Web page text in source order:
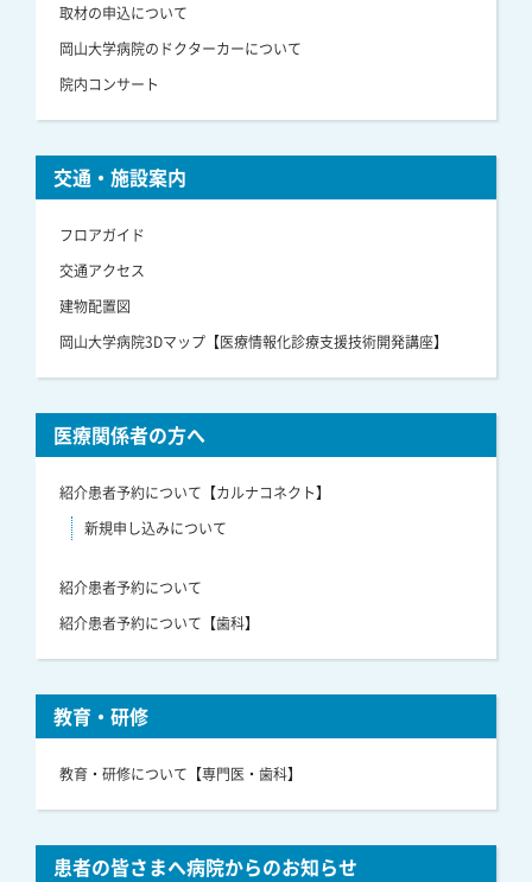
取材の申込について
岡山大学病院のドクターカーについて
院内コンサート
交通・施設案内
フロアガイド
交通アクセス
建物配置図
岡山大学病院3Dマップ【医療情報化診療支援技術開発講座】
医療関係者の方へ
紹介患者予約について【カルナコネクト】
新規申し込みについて
紹介患者予約について
紹介患者予約について【歯科】
教育・研修
教育・研修について【専門医・歯科】
患者の皆さまへ病院からのお知らせ